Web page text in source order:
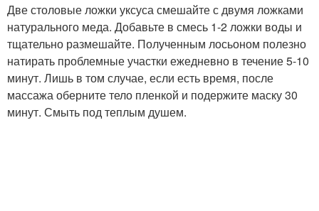
Две столовые ложки уксуса смешайте с двумя ложками
натурального меда. Добавьте в смесь 1-2 ложки воды и
тщательно размешайте. Полученным лосьоном полезно
натирать проблемные участки ежедневно в течение 5-10
минут. Лишь в том случае, если есть время, после
массажа оберните тело пленкой и подержите маску 30
минут. Смыть под теплым душем.